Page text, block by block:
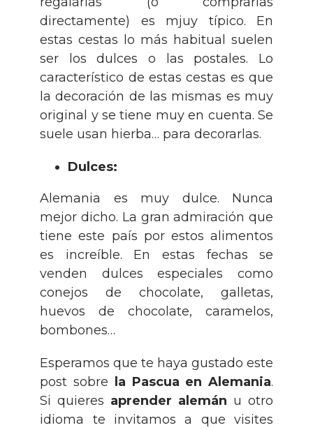
directamente) es mjuy típico. En
estas cestas lo más habitual suelen
ser los dulces o las postales. Lo
característico de estas cestas es que
la decoración de las mismas es muy
original y se tiene muy en cuenta. Se
suele usan hierba… para decorarlas.
Dulces:
Alemania es muy dulce. Nunca
mejor dicho. La gran admiración que
tiene este país por estos alimentos
es increíble. En estas fechas se
venden dulces especiales como
conejos de chocolate, galletas,
huevos de chocolate, caramelos,
bombones…
Esperamos que te haya gustado este
post sobre la Pascua en Alemania.
Si quieres aprender alemán u otro
idioma te invitamos a que visites